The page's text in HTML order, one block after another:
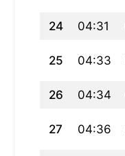
24 04:31
25 04:33
26 04:34
27 04:36